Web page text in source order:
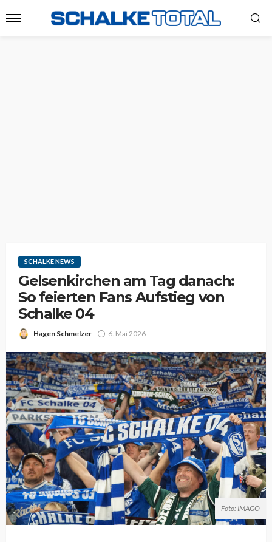
SCHALKE NEWS
Gelsenkirchen am Tag danach:
So feierten Fans Aufstieg von
Schalke 04
Hagen Schmelzer 6. Mai 2026
Foto: IMAGO